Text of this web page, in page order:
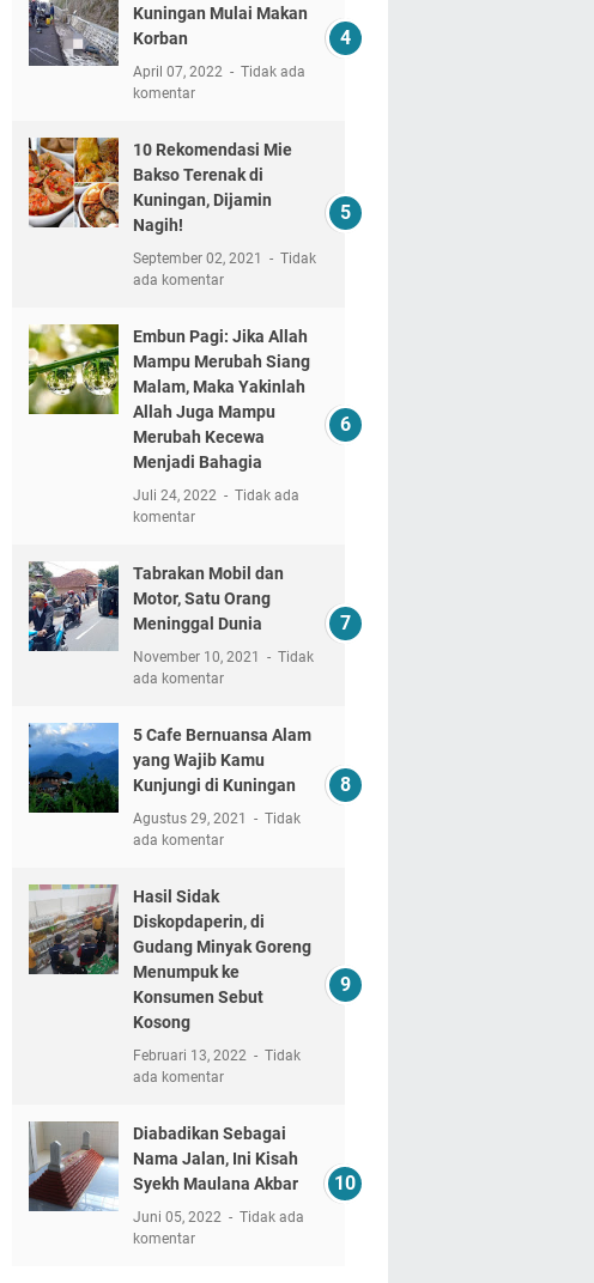
Kuningan Mulai Makan
Korban
April 07, 2022
Tidak ada
komentar
10 Rekomendasi Mie
Bakso Terenak di
Kuningan, Dijamin
Nagih!
September 02, 2021
Tidak
ada komentar
Embun Pagi: Jika Allah
Mampu Merubah Siang
Malam, Maka Yakinlah
Allah Juga Mampu
Merubah Kecewa
Menjadi Bahagia
Juli 24, 2022
Tidak ada
komentar
Tabrakan Mobil dan
Motor, Satu Orang
Meninggal Dunia
November 10, 2021
Tidak
ada komentar
5 Cafe Bernuansa Alam
yang Wajib Kamu
Kunjungi di Kuningan
Agustus 29, 2021
Tidak
ada komentar
Hasil Sidak
Diskopdaperin, di
Gudang Minyak Goreng
Menumpuk ke
Konsumen Sebut
Kosong
Februari 13, 2022
Tidak
ada komentar
Diabadikan Sebagai
Nama Jalan, Ini Kisah
Syekh Maulana Akbar
Juni 05, 2022
Tidak ada
komentar